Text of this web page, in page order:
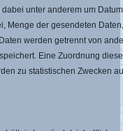
unter anderem um
Menge der gesendeten
werden getrennt von
Eine Zuordnung
zu statistischen Zwecken